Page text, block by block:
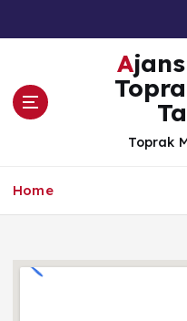
a
Ajans Yenice -
Toprak
Home